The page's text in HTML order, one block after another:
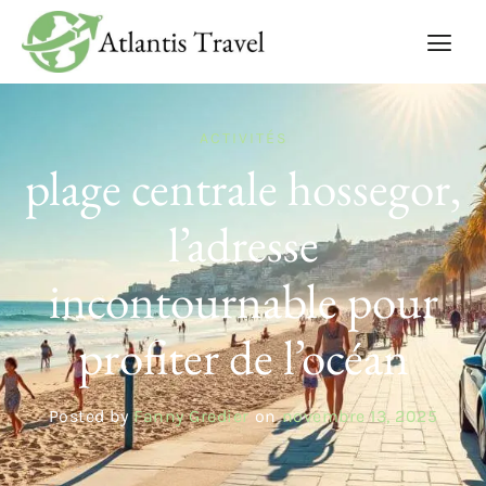
ACTIVITÉS
plage centrale hossegor,
l’adresse
incontournable pour
profiter de l’océan
Posted by Fanny Gredier on novembre 13, 2025